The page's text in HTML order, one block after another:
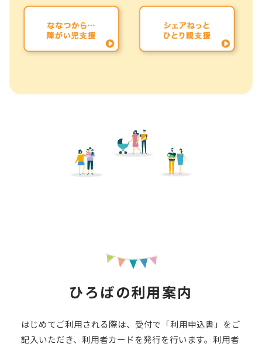
ひろばの利用案内
はじめてご利用される際は、受付で「利用申込書」をご
記入いただき、利用者カードを発行を行います。利用者